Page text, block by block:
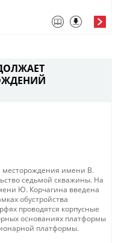
имени В.
седьмой скважины.​ На
Ю. Корчагина введена
обустройства
проводятся корпусные
основаниях платформы
платформы.​